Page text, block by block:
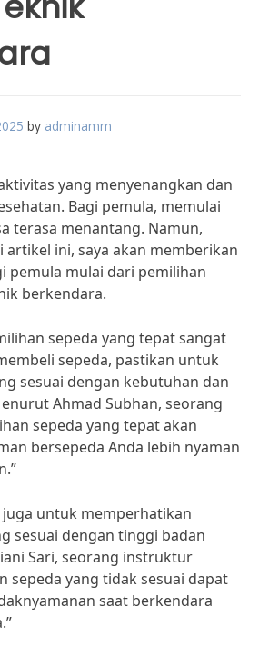
by adminamm
yang menyenangkan dan
Bagi pemula, memulai
terasa menantang. Namun,
artikel ini, saya akan memberikan
pemula mulai dari pemilihan
berkendara.
sepeda yang tepat sangat
sepeda, pastikan untuk
sesuai dengan kebutuhan dan
Ahmad Subhan, seorang
sepeda yang tepat akan
bersepeda Anda lebih nyaman
untuk memperhatikan
sesuai dengan tinggi badan
Sari, seorang instruktur
sepeda yang tidak sesuai dapat
saat berkendara